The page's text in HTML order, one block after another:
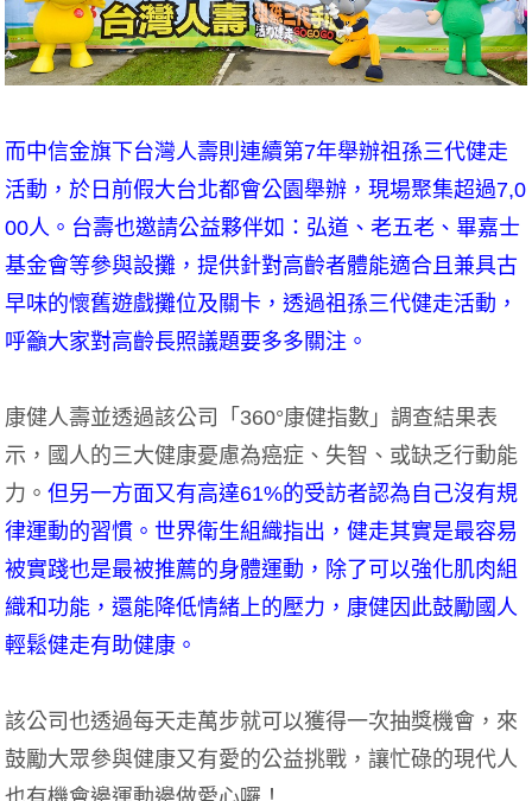
而中信金旗下台灣人壽則連續第7年舉辦祖孫三代健走
活動，於日前假大台北都會公園舉辦，現場聚集超過7,0
00人。台壽也邀請公益夥伴如：弘道、老五老、畢嘉士
基金會等參與設攤，提供針對高齡者體能適合且兼具古
早味的懷舊遊戲攤位及關卡，透過祖孫三代健走活動，
呼籲大家對高齡長照議題要多多關注。
康健人壽並透過該公司「360°康健指數」調查結果表
示，國人的三大健康憂慮為癌症、失智、或缺乏行動能
力。但另一方面又有高達61%的受訪者認為自己沒有規
律運動的習慣。世界衛生組織指出，健走其實是最容易
被實踐也是最被推薦的身體運動，除了可以強化肌肉組
織和功能，還能降低情緒上的壓力，康健因此鼓勵國人
輕鬆健走有助健康。
該公司也透過每天走萬步就可以獲得一次抽獎機會，來
鼓勵大眾參與健康又有愛的公益挑戰，讓忙碌的現代人